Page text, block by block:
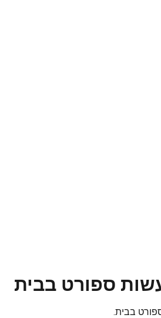
ספורט בבית
בבית.